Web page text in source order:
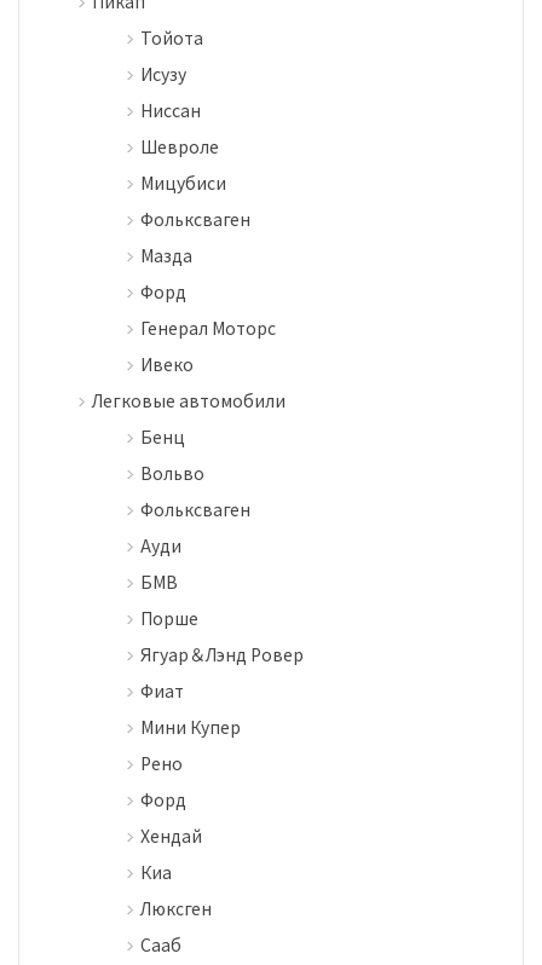
Тойота
Исузу
Ниссан
Шевроле
Мицубиси
Фольксваген
Мазда
Форд
Генерал Моторс
Ивеко
Легковые автомобили
Бенц
Вольво
Фольксваген
Ауди
БМВ
Порше
Ягуар＆Лэнд Ровер
Фиат
Мини Купер
Рено
Форд
Хендай
Киа
Люксген
Сааб